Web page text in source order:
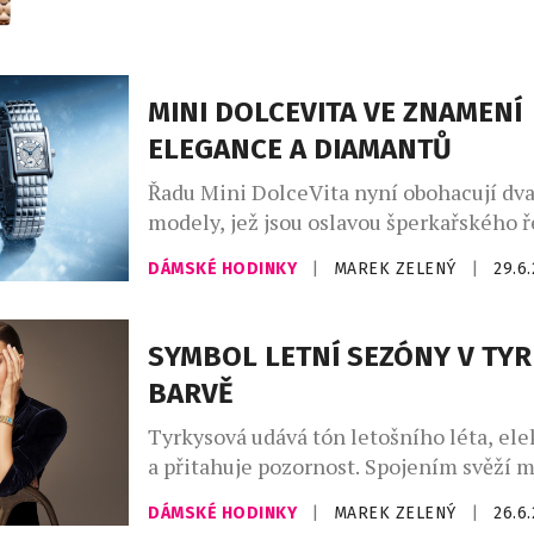
římských šperků, které nosila
znovu proměňuje […]
MINI DOLCEVITA VE ZNAMENÍ
ELEGANCE A DIAMANTŮ
Řadu Mini DolceVita nyní obohacují dva
modely, jež jsou oslavou šperkařského
Longines totiž vůbec poprvé ozdobil
číselník této kolekce 163 diamanty
doplňují perleťové prvky, které
celku. Novinky jsou ukázkou
a smyslu pro detail, jimiž se značka
dlouhodobě právem pyšní. Tyto […]
DÁMSKÉ HODINKY MAREK ZELENÝ
SYMBOL LETNÍ SEZÓNY V
BARVĚ
Tyrkysová udává tón letošního léta,
a přitahuje pozornost. Spojením svěží
čistoty a slunné smyslnosti z ní značka
Constant učinila podpis svého nového
DÁMSKÉ HODINKY MAREK ZELENÝ